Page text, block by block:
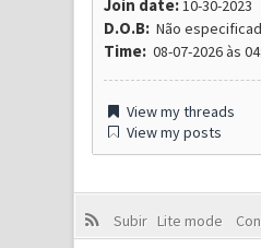
Join date:10-30-2023
D.O.B:Não
Time:08-07-2026 às
View my threads
View my posts
Subir Lite mode